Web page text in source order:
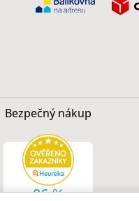
Bezpečný nákup